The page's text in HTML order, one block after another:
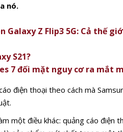
nó.
Galaxy Z Flip3 5G: Cả thế
S21?
7 đối mặt nguy cơ ra mắt
điện thoại theo cách mà
một điều khác: quảng cáo điện